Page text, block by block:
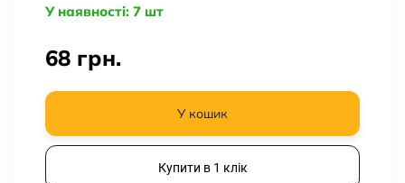
У наявності: 7 шт
68 грн.
У кошик
Купити в 1 клік